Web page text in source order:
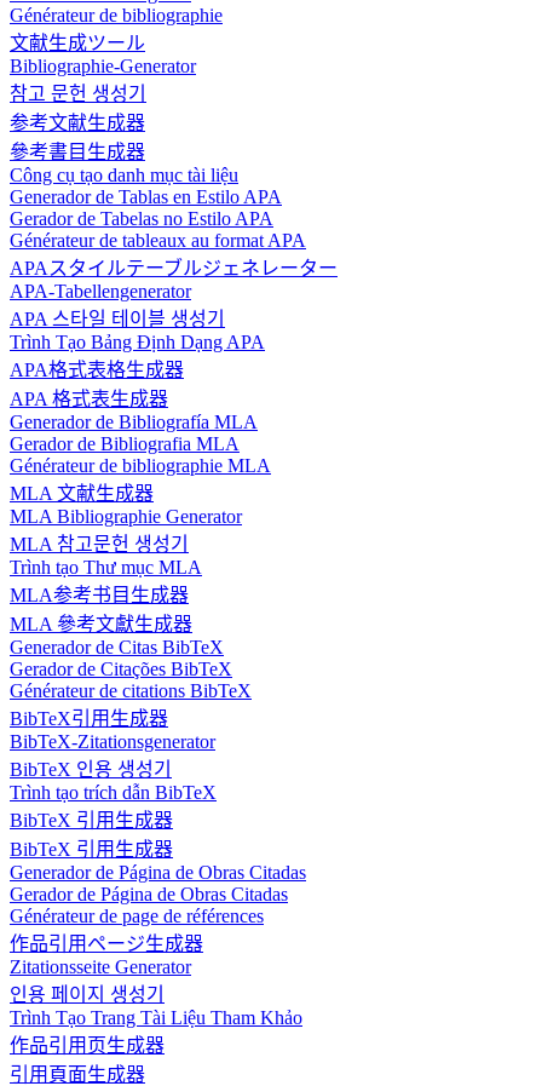
Générateur de bibliographie
文献生成ツール
Bibliographie-Generator
참고 문헌 생성기
参考文献生成器
參考書目生成器
Công cụ tạo danh mục tài liệu
Generador de Tablas en Estilo APA
Gerador de Tabelas no Estilo APA
Générateur de tableaux au format APA
APAスタイルテーブルジェネレーター
APA-Tabellengenerator
APA 스타일 테이블 생성기
Trình Tạo Bảng Định Dạng APA
APA格式表格生成器
APA 格式表生成器
Generador de Bibliografía MLA
Gerador de Bibliografia MLA
Générateur de bibliographie MLA
MLA 文献生成器
MLA Bibliographie Generator
MLA 참고문헌 생성기
Trình tạo Thư mục MLA
MLA参考书目生成器
MLA 參考文獻生成器
Generador de Citas BibTeX
Gerador de Citações BibTeX
Générateur de citations BibTeX
BibTeX引用生成器
BibTeX-Zitationsgenerator
BibTeX 인용 생성기
Trình tạo trích dẫn BibTeX
BibTeX 引用生成器
BibTeX 引用生成器
Generador de Página de Obras Citadas
Gerador de Página de Obras Citadas
Générateur de page de références
作品引用ページ生成器
Zitationsseite Generator
인용 페이지 생성기
Trình Tạo Trang Tài Liệu Tham Khảo
作品引用页生成器
引用頁面生成器